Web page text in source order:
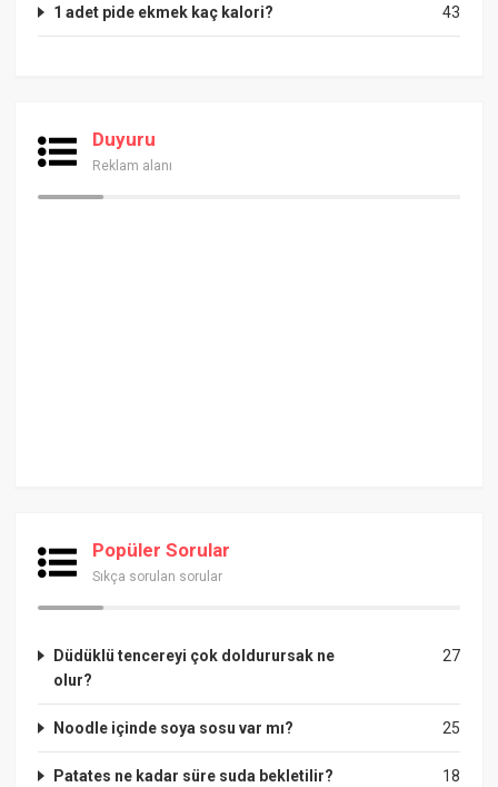
43
1 adet pide ekmek kaç kalori?
Duyuru
Reklam alanı
Popüler Sorular
Sıkça sorulan sorular
27
Düdüklü tencereyi çok doldurursak ne
olur?
25
Noodle içinde soya sosu var mı?
18
Patates ne kadar süre suda bekletilir?